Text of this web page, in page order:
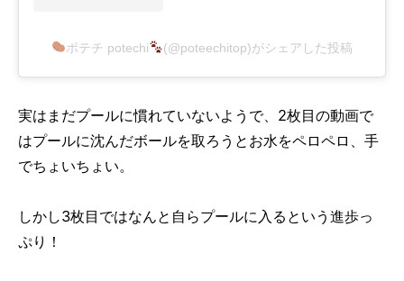
ポテチ potechi (@poteechitop)がシェアした投稿
実はまだプールに慣れていないようで、 2枚目の動画で
はプールに沈んだボールを取ろうとお水をペロペロ、手
でちょいちょい。
しかし3枚目ではなんと自らプールに入るという進歩っ
ぷり！